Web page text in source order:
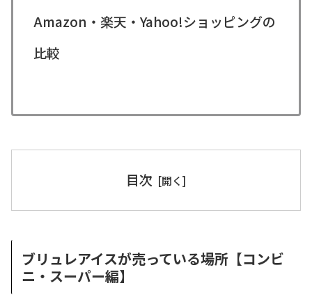
Amazon・楽天・Yahoo!ショッピングの
比較
目次
ブリュレアイスが売っている場所【コンビ
ニ・スーパー編】